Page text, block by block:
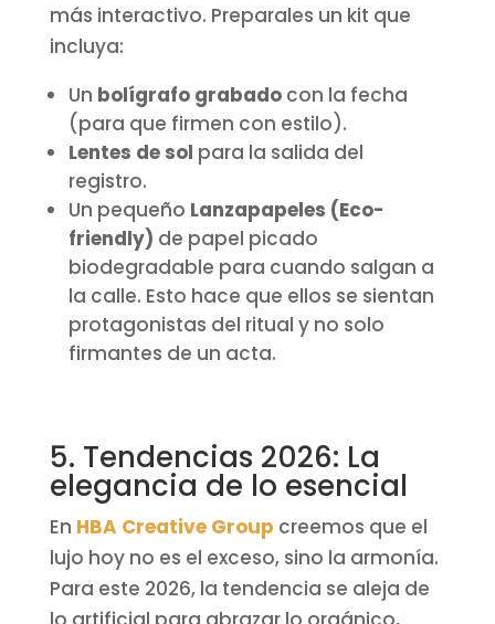
más interactivo. Preparales un kit que
incluya:
Un bolígrafo grabadocon la fecha
(para que firmen con estilo).
Lentes de sol para la salida del
registro.
Un pequeño Lanzapapeles (Eco-
friendly) de papel picado
biodegradable para cuando salgan a
la calle. Esto hace que ellos se sientan
protagonistas del ritual y no solo
firmantes de un acta.
5. Tendencias 2026: La
elegancia de lo esencial
En HBA Creative Group creemos que el
lujo hoy no es el exceso, sino la armonía.
Para este 2026, la tendencia se aleja de